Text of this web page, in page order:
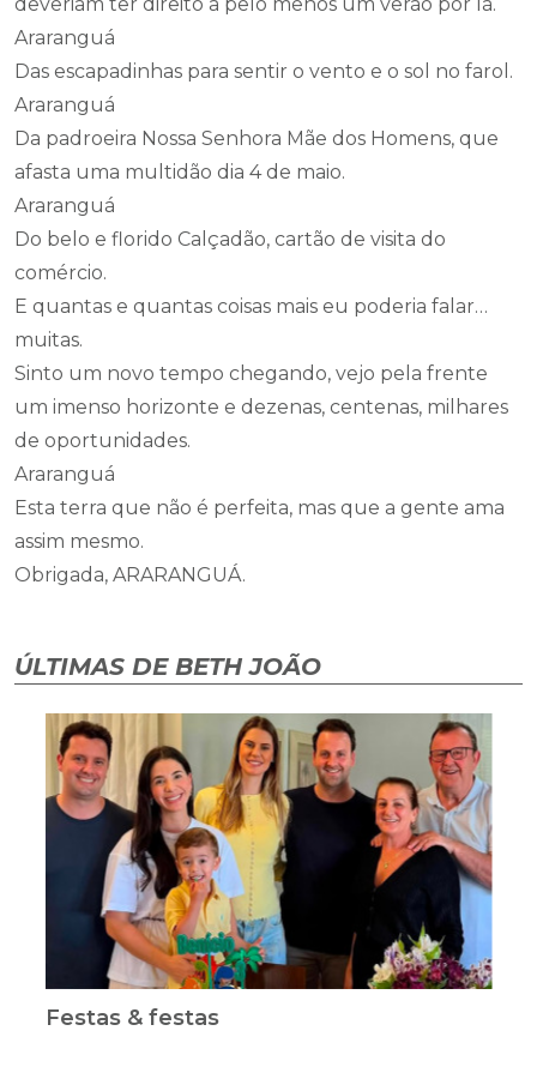
Araranguá
Das escapadinhas para sentir o vento e o sol no farol.
Araranguá
Da padroeira Nossa Senhora Mãe dos Homens, que
afasta uma multidão dia 4 de maio.
Araranguá
Do belo e florido Calçadão, cartão de visita do
comércio.
E quantas e quantas coisas mais eu poderia falar…
muitas.
Sinto um novo tempo chegando, vejo pela frente
um imenso horizonte e dezenas, centenas, milhares
de oportunidades.
Araranguá
Esta terra que não é perfeita, mas que a gente ama
assim mesmo.
Obrigada, ARARANGUÁ.
ÚLTIMAS DE BETH JOÃO
Festas & festas